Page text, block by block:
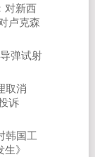
对新西
卢克森
弹试射
取消
诉
韩国工
生》